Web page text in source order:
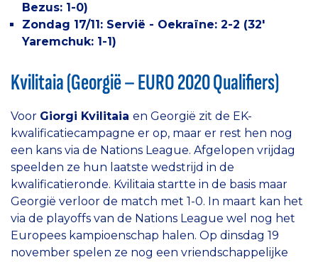
Bezus: 1-0)
Zondag 17/11: Servië - Oekraïne: 2-2 (32'
Yaremchuk: 1-1)
Kvilitaia (Georgië – EURO 2020 Qualifiers)
Voor Giorgi Kvilitaia en Georgië zit de EK-
kwalificatiecampagne er op, maar er rest hen nog
een kans via de Nations League. Afgelopen vrijdag
speelden ze hun laatste wedstrijd in de
kwalificatieronde. Kvilitaia startte in de basis maar
Georgië verloor de match met 1-0. In maart kan het
via de playoffs van de Nations League wel nog het
Europees kampioenschap halen. Op dinsdag 19
november spelen ze nog een vriendschappelijke